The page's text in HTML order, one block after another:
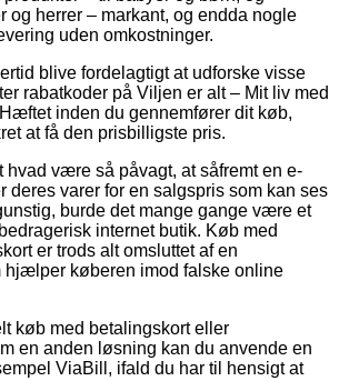
og herrer – markant, og endda nogle
uden omkostninger.
blive fordelagtigt at udforske visse
rabatkoder på Viljen er alt – Mit liv med
inden du gennemfører dit køb,
at få den prisbilligste pris.
hvad være så påvagt, at såfremt en e-
deres varer for en salgspris som kan ses
burde det mange gange være et
internet butik. Køb med
er trods alt omsluttet af en
hjælper køberen imod falske online
køb med betalingskort eller
en anden løsning kan du anvende en
ViaBill, ifald du har til hensigt at